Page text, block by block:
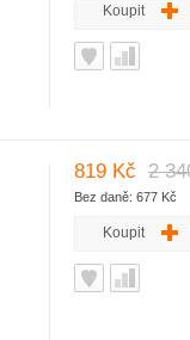
Koupit
819 Kč 2
Bez daně: 677 Kč
Koupit